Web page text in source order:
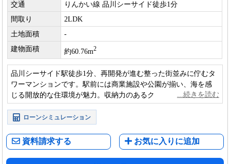
交通
りんかい線 品川シーサイド徒歩1分
間取り
2LDK
土地面積
-
建物面積
約60.76m2
品川シーサイド駅徒歩1分、再開発が進む整った街並みに佇むタ
ワーマンションです。駅前には商業施設や公園が揃い、海を感
じる開放的な住環境が魅力。収納力のあるクローゼットも備
え、機能性と快適性を兼ね備えた住まいです。
ローンシミュレーション
資料請求する お気に入りに追加